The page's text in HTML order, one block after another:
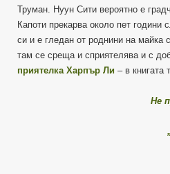
Труман. Нуун Сити вероятно е
Капоти прекарва около пет години
си и е гледан от роднини на майка
там се среща и сприятелява и с
приятелка Харпър Ли – в книгата
Не